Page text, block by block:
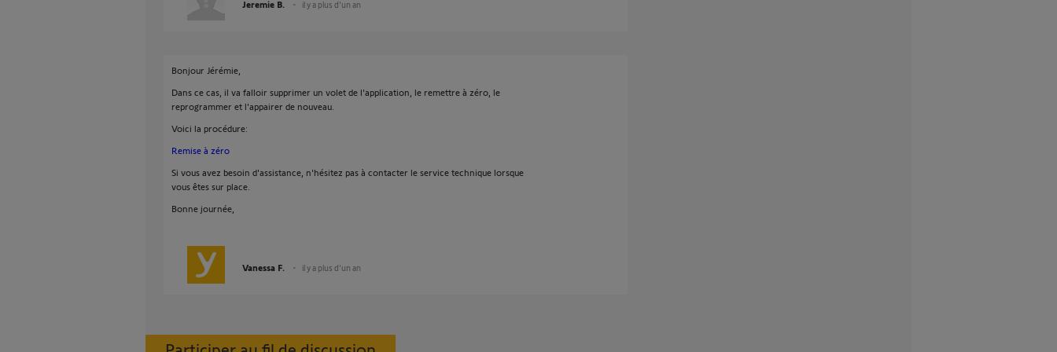
Jeremie B. il y a plus d'un an
Bonjour Jérémie,
Dans ce cas, il va falloir supprimer un volet de l'application, le remettre à zéro, le
reprogrammer et l'appairer de nouveau.
Voici la procédure:
Remise à zéro
Si vous avez besoin d'assistance, n'hésitez pas à contacter le service technique lorsque
vous êtes sur place.
Bonne journée,
Vanessa F. il y a plus d'un an